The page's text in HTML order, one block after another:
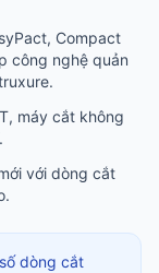
Compact
công nghệ quản
máy cắt không
với dòng cắt
dòng cắt